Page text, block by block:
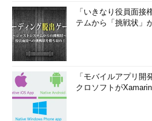
［Snipping Toolオプション］ダイアログの画
Snipping Toolのオプションが設定できる。
（1）
マークアップ・ウィンドウへのコピ
もにクリップボードにコピーしたい場合はこ
チェックしておく。不要な場合は、デフォル
付いているチェックを外す。
「いきなり役員面
テムから「挑戦状」
「モバイルアプリ
クロソフトが